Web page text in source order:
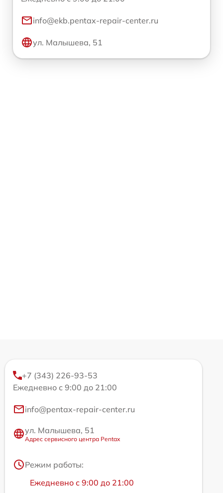
info@ekb.pentax-repair-center.ru
ул. Малышева, 51
+7 (343) 226-93-53
Ежедневно с 9:00 до 21:00
info@pentax-repair-center.ru
ул. Малышева, 51
Адрес сервисного центра Pentax
Режим работы:
Ежедневно с 9:00 до 21:00